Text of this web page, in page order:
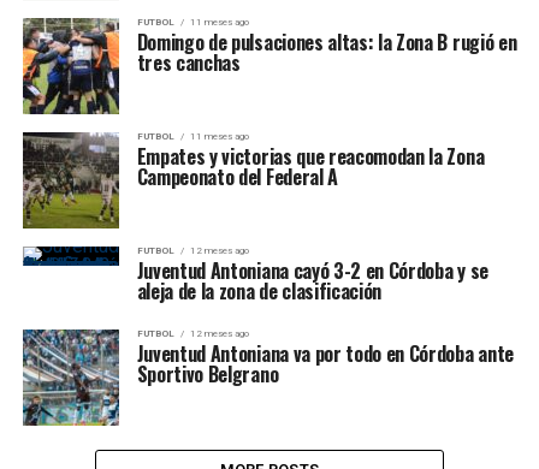
FUTBOL 11 meses ago
Domingo de pulsaciones altas: la Zona B rugió en
tres canchas
FUTBOL 11 meses ago
Empates y victorias que reacomodan la Zona
Campeonato del Federal A
FUTBOL 12 meses ago
Juventud Antoniana cayó 3-2 en Córdoba y se
aleja de la zona de clasificación
FUTBOL 12 meses ago
Juventud Antoniana va por todo en Córdoba ante
Sportivo Belgrano